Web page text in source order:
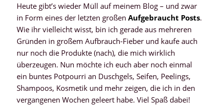
Heute gibt’s wieder Müll auf meinem Blog – und zwar
in Form eines der letzten großen Aufgebraucht Posts.
Wie ihr vielleicht wisst, bin ich gerade aus mehreren
Gründen in großem Aufbrauch-Fieber und kaufe auch
nur noch die Produkte (nach), die mich wirklich
überzeugen. Nun möchte ich euch aber noch einmal
ein buntes Potpourri an Duschgels, Seifen, Peelings,
Shampoos, Kosmetik und mehr zeigen, die ich in den
vergangenen Wochen geleert habe. Viel Spaß dabei!